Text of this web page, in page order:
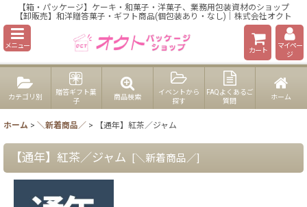
【箱・パッケージ】ケーキ・和菓子・洋菓子、業務用包装資材のショップ
【卸販売】和洋贈答菓子・ギフト商品(個包装あり・なし)｜株式会社オクト
メニュー
カート
マイペー
ジ
カテゴリ別
贈答ギフト菓
子
商品検索
イベントから
探す
FAQよくあるご
質問
ホーム
ホーム > ＼新着商品／ > 【通年】紅茶／ジャム
【通年】紅茶／ジャム [＼新着商品／]